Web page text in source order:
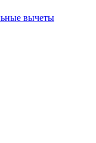
вычеты